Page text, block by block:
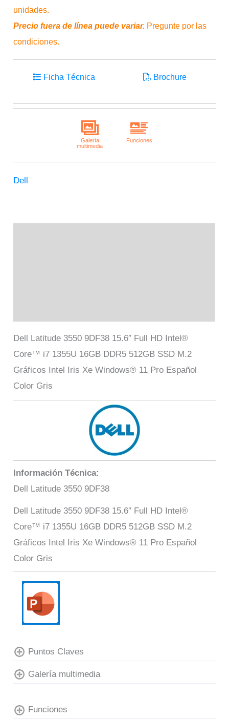
unidades.
Precio fuera de línea puede variar. Pregunte por las
condiciones.
Ficha Técnica Brochure
Dell
Dell Latitude 3550 9DF38 15.6″ Full HD Intel®
Core™ i7 1355U 16GB DDR5 512GB SSD M.2
Gráficos Intel Iris Xe Windows® 11 Pro Español
Color Gris
Información Técnica:
Dell Latitude 3550 9DF38
Dell Latitude 3550 9DF38 15.6″ Full HD Intel®
Core™ i7 1355U 16GB DDR5 512GB SSD M.2
Gráficos Intel Iris Xe Windows® 11 Pro Español
Color Gris
Puntos Claves
Galería multimedia
Funciones